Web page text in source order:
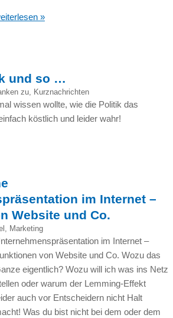
»
und so …
zu, Kurznachrichten
wissen wollte, wie die Politik das
köstlich und leider wahr!
im Internet –
Website und Co.
, Marketing
im Internet –
von Website und Co. Wozu das
eigentlich? Wozu will ich was ins Netz
oder warum der Lemming-Effekt
auch vor Entscheidern nicht Halt
Was du bist nicht bei dem oder dem